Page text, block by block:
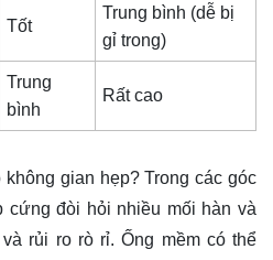
Tốt
Trung bình (dễ bị
gỉ trong)
Trung
bình
Rất cao
gian hẹp? Trong các góc
cứng đòi hỏi nhiều mối hàn và
rủi ro rò rỉ. Ống mềm có thể